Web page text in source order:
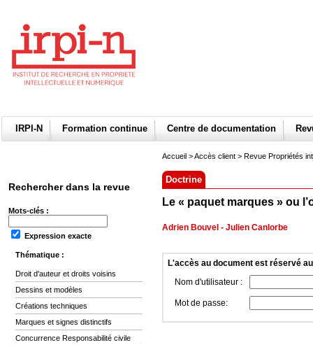
IRPI-N Formation continue Centre de documentation
Rechercher dans la revue
Mots-clés :
Expression exacte
Thématique :
Droit d'auteur et droits voisins
Dessins et modèles
Créations techniques
Marques et signes distinctifs
Concurrence Responsabilité civile
Accueil >Accès client > Revue Propriétés
Doctrine
Le « paquet marques » ou
Adrien Bouvel - Julien Canlorbe
L'accès au document est réservé
Nom d'utilisateur :
Mot de passe: